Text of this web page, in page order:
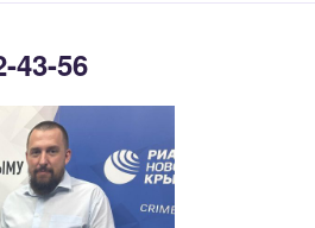
43-56